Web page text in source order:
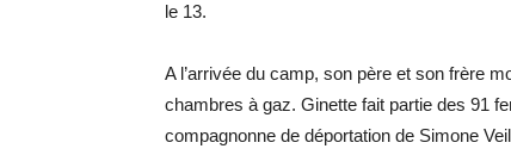
le 13.
A l’arrivée du camp, son père et son frère
chambres à gaz. Ginette fait partie des 91
compagnonne de déportation de Simone